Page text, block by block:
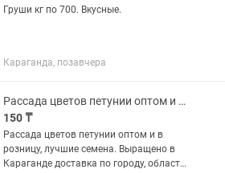
Груши кг по 700. Вкусные.
Караганда, позавчера
Рассада цветов петунии оптом и в розницу.
150 ₸
Рассада цветов петунии оптом и в
розницу, лучшие семена. Выращено в
Караганде доставка по городу, области